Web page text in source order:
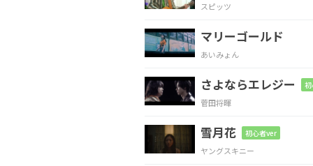
どうにかこうにか現在地点
Em D Bm Em
Em
スピッツ
マリーゴールド
あいみょん
さよならエレジー
菅田将暉
雪月花 初心者ver
ヤングスキニー